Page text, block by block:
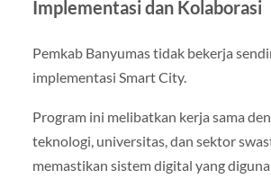
Implementasi dan Kolaborasi
Pemkab Banyumas tidak bekerja
implementasi Smart City.
Program ini melibatkan kerja sama
teknologi, universitas, dan sektor
memastikan sistem digital yang